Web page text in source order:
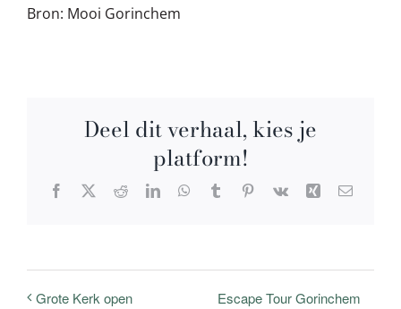
Bron: Mooi Gorinchem
Deel dit verhaal, kies je
platform!
Facebook
X RedditLinkedInWhatsApp
TumblrPinterest
Vk Xing E-
Grote Kerk open Escape Tour Gorinchem